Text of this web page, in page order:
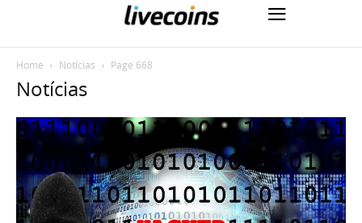
Home Notícias Page 668
Notícias